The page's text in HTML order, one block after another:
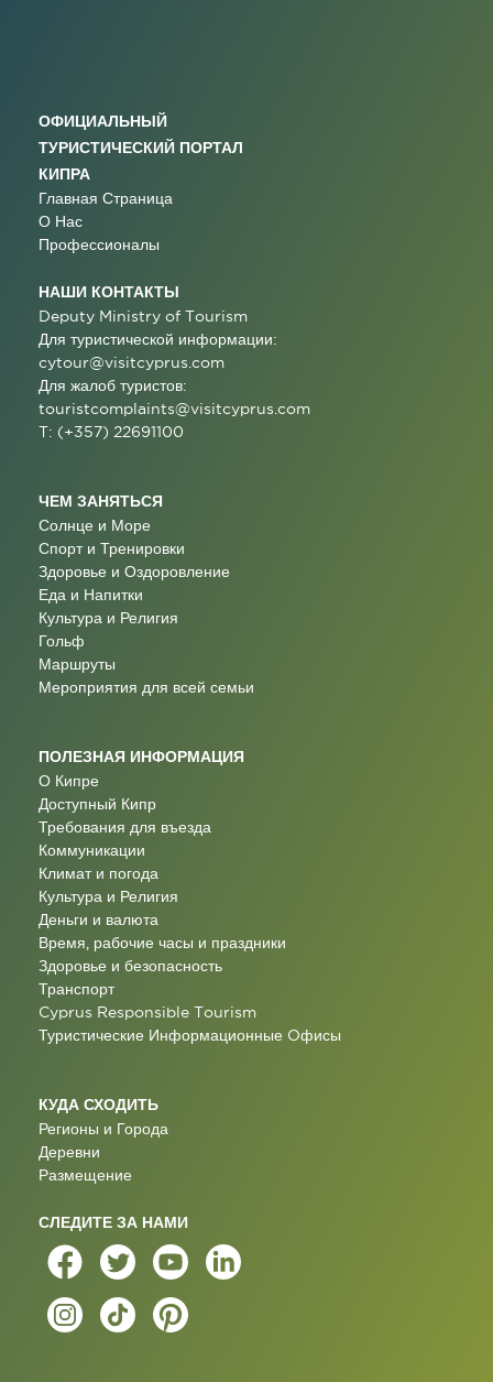
ОФИЦИАЛЬНЫЙ
ТУРИСТИЧЕСКИЙ ПОРТАЛ
КИПРА
Главная Страница
О Нас
Профессионалы
НАШИ КОНТАКТЫ
Deputy Ministry of Tourism
Для туристической информации:
cytour@visitcyprus.com
Для жалоб туристов:
touristcomplaints@visitcyprus.com
T: (+357) 22691100
ЧЕМ ЗАНЯТЬСЯ
Солнце и Море
Спорт и Тренировки
Здоровье и Оздоровление
Еда и Напитки
Культура и Религия
Гольф
Маршруты
Мероприятия для всей семьи
ПОЛЕЗНАЯ ИНФОРМАЦИЯ
О Кипре
Доступный Кипр
Требования для въезда
Коммуникации
Климат и погода
Культура и Религия
Деньги и валюта
Время, рабочие часы и праздники
Здоровье и безопасность
Транспорт
Cyprus Responsible Tourism
Туристические Информационные Oфисы
КУДА СХОДИТЬ
Регионы и Города
Деревни
Размещение
СЛЕДИТЕ ЗА НАМИ